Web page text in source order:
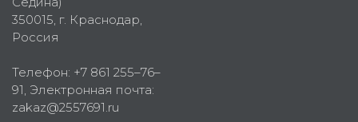
350015, г. Краснодар,
Россия
Телефон: +7 861 255–76–
91, Электронная почта:
zakaz@2557691.ru